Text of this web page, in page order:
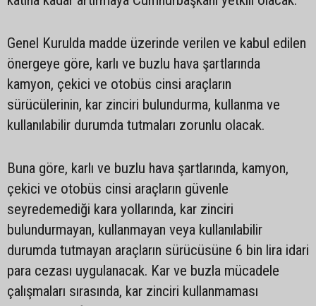
Genel Kurulda madde üzerinde verilen ve kabul edilen
önergeye göre, karlı ve buzlu hava şartlarında
kamyon, çekici ve otobüs cinsi araçların
sürücülerinin, kar zinciri bulundurma, kullanma ve
kullanılabilir durumda tutmaları zorunlu olacak.
Buna göre, karlı ve buzlu hava şartlarında, kamyon,
çekici ve otobüs cinsi araçların güvenle
seyredemediği kara yollarında, kar zinciri
bulundurmayan, kullanmayan veya kullanılabilir
durumda tutmayan araçların sürücüsüne 6 bin lira idari
para cezası uygulanacak. Kar ve buzla mücadele
çalışmaları sırasında, kar zinciri kullanmaması